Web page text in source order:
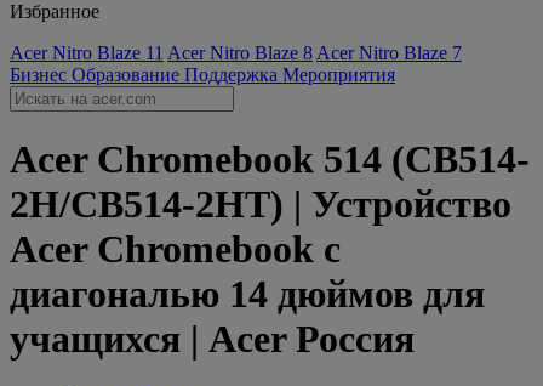
Избранное
Acer Nitro Blaze 11 Acer Nitro Blaze 8 Acer Nitro Blaze 7
Бизнес Образование Поддержка Мероприятия
Acer Chromebook 514 (CB514-
2H/CB514-2HT) | Устройство
Acer Chromebook с
диагональю 14 дюймов для
учащихся | Acer Россия